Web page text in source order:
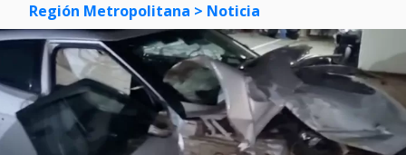
Región Metropolitana > Noticia